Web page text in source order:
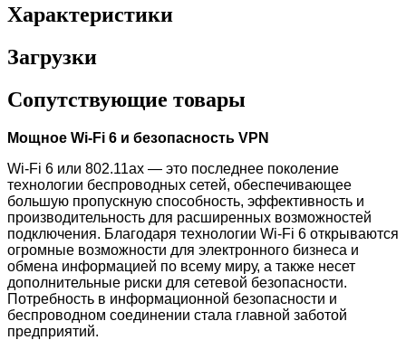
Характеристики
Загрузки
Сопутствующие товары
Мощное Wi-Fi 6 и безопасность VPN
Wi-Fi 6 или 802.11ax — это последнее поколение
технологии беспроводных сетей, обеспечивающее
большую пропускную способность, эффективность и
производительность для расширенных возможностей
подключения. Благодаря технологии Wi-Fi 6 открываются
огромные возможности для электронного бизнеса и
обмена информацией по всему миру, а также несет
дополнительные риски для сетевой безопасности.
Потребность в информационной безопасности и
беспроводном соединении стала главной заботой
предприятий.